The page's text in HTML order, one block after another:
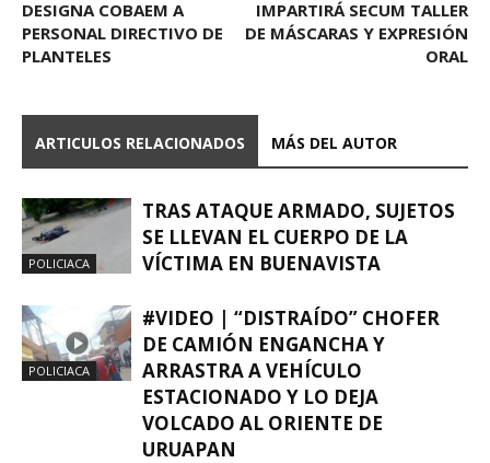
DESIGNA COBAEM A
PERSONAL DIRECTIVO DE
PLANTELES
IMPARTIRÁ SECUM TALLER
DE MÁSCARAS Y EXPRESIÓN
ORAL
ARTICULOS RELACIONADOS MÁS DEL AUTOR
POLICIACA
TRAS ATAQUE ARMADO, SUJETOS
SE LLEVAN EL CUERPO DE LA
VÍCTIMA EN BUENAVISTA
POLICIACA
#VIDEO | “DISTRAÍDO” CHOFER
DE CAMIÓN ENGANCHA Y
ARRASTRA A VEHÍCULO
ESTACIONADO Y LO DEJA
VOLCADO AL ORIENTE DE
URUAPAN